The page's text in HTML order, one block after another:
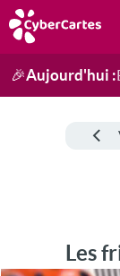
Fête du jour
Amour
Amitié
Merci
Toutes les
🎉Aujourd'hui :
Les